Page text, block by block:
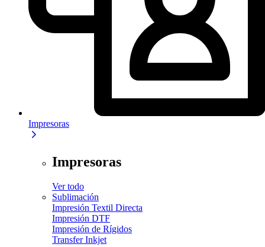
Impresoras
Impresoras
Ver todo
Sublimación
Impresión Textil Directa
Impresión DTF
Impresión de Rígidos
Transfer Inkjet